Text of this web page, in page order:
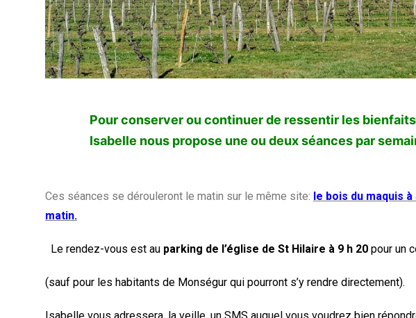
Pour conserver ou continuer de ressentir les
Isabelle nous propose une ou deux séances par
Ces séances se dérouleront le matin sur le même site: le bois du maquis
matin.
Le rendez-vous est au parking de l’église de St Hilaire à 9 h 20 pour un
(sauf pour les habitants de Monségur qui pourront s’y rendre directement).
Isabelle vous adressera, la veille, un SMS auquel vous voudrez bien